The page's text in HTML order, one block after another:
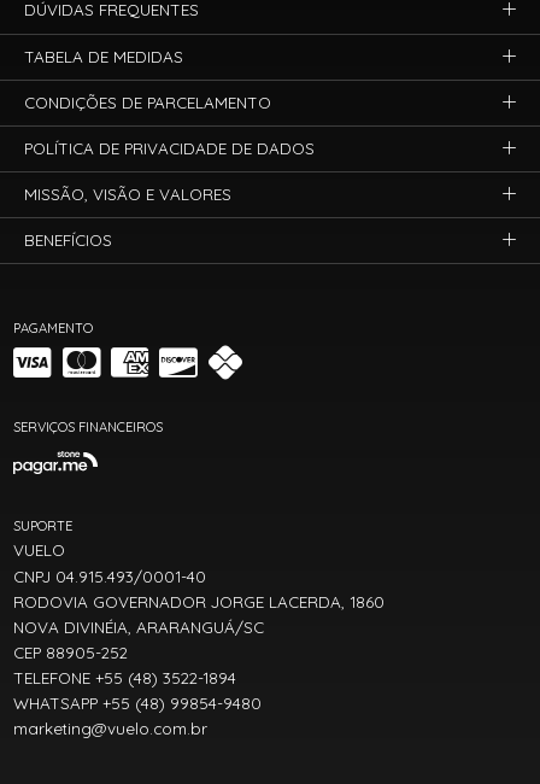
PAGAMENTO
SERVIÇOS FINANCEIROS
SUPORTE
VUELO
CNPJ 04.915.493/0001-40
RODOVIA GOVERNADOR JORGE LACERDA, 1860
NOVA DIVINÉIA, ARARANGUÁ/SC
CEP 88905-252
TELEFONE +55 (48) 3522-1894
WHATSAPP +55 (48) 99854-9480
marketing@vuelo.com.br
DÚVIDAS FREQUENTES
TABELA DE MEDIDAS
CONDIÇÕES DE PARCELAMENTO
POLÍTICA DE PRIVACIDADE DE DADOS
MISSÃO, VISÃO E VALORES
BENEFÍCIOS